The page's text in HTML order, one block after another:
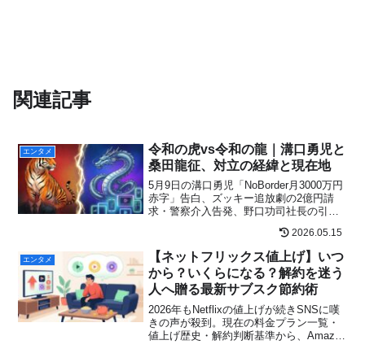
関連記事
エンタメ
令和の虎vs令和の龍｜溝口勇児と
桑田龍征、対立の経緯と現在地
5月9日の溝口勇児「NoBorder月3000万円
赤字」告白、ズッキー追放劇の2億円請
求・警察介入告発、野口功司社長の引退
表明、桑田龍征の動向まで――令和の虎
vs令和の龍を取り巻く激震を最新整理。
2026.05.15
エンタメ
【ネットフリックス値上げ】いつ
から？いくらになる？解約を迷う
人へ贈る最新サブスク節約術
2026年もNetflixの値上げが続きSNSに嘆
きの声が殺到。現在の料金プラン一覧・
値上げ歴史・解約判断基準から、Amazon